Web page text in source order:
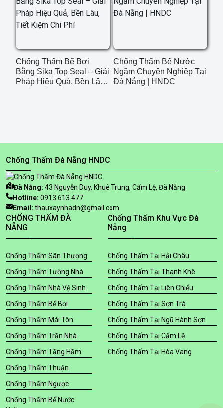
Chống Thấm Bể Bơi
Bằng Sika Top Seal – Giải
Pháp Hiệu Quả, Bền Lâu,
Chống Thấm Bể Nước
Ngầm Chuyên Nghiệp Tại
Đà Nẵng | HNDC
Chống Thấm Đà Nẵng HNDC
Đà Nẵng: 43 Nguyễn Duy, Khuê Trung, Cẩm Lệ, Đà Nẵng
Hotline: 0913 613 477
Email: thauxaynhadn@gmail.com
CHỐNG THẤM ĐÀ
NẴNG
Chống Thấm Sân Thượng
Chống Thấm Tường Nhà
Chống Thấm Nhà Vệ Sinh
Chống Thấm Bể Bơi
Chống Thấm Mái Tôn
Chống Thấm Trần Nhà
Chống Thấm Tầng Hầm
Chống Thấm Thuận
Chống Thấm Ngược
Chống Thấm Bể Nước
Chống Thấm Khu Vực Đà
Nẵng
Chống Thấm Tại Hải Châu
Chống Thấm Tại Thanh Khê
Chống Thấm Tại Liên Chiểu
Chống Thấm Tại Sơn Trà
Chống Thấm Tại Ngũ Hành Sơn
Chống Thấm Tại Cẩm Lệ
Chống Thấm Tại Hòa Vang